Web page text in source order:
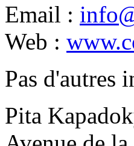
Email :
Web :
Pas d'autres
Pita